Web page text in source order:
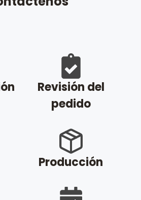
Revisión del
pedido
Producción